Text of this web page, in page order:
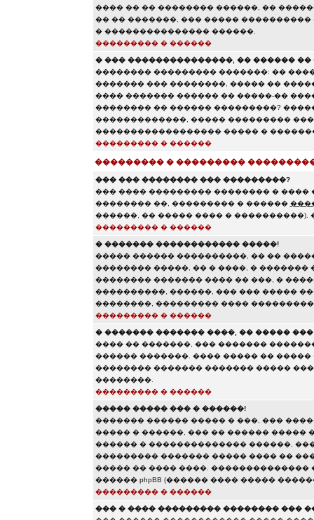
���� �� �� �������� ������, ��
�� �� �������, ��� ����� ����������
� ��������������� ������.
��������� � ������
� ��� ���������������, �� ������ ��
�������� ��������� �������: ��
������� ��� ��������, ����� ��
���� ������� ������ �� �����-��
�������� �� ������ ���������?
�������������, ����� ���������
������������������ ����� �
��������� � ������
��������� � ���������
��� ��� �������� ��� ���������?
��� ���� ��������� �������� � ����
�������� ��, ��������� � ������
������, �� ����� ���� �
��������� � ������
� ������� ������������ �����!
����� ������ ����������, �� ��
�������� �����, �� � ����, �
�������� ������� ���� �� ���, �
����������, ������, ��� ��� �����
��������, ��������� ����
��������� � ������
� ������� ������� ����, �� �����
���� �� �������, ��� �������
������ �������. ���� ����� ��
�������� ������� ������� �����
��������.
��������� � ������
����� ����� ��� � ������!
������� ������ ����� � ���, ���
����� � ������, ��� �� ������ �����
������ � �������������� ������,
��������� ������� ����� ���� ��
����� �� ���� ����.
������ phpBB (������ ���� �����
��������� � ������
��� � ���� ��������� �������� ���